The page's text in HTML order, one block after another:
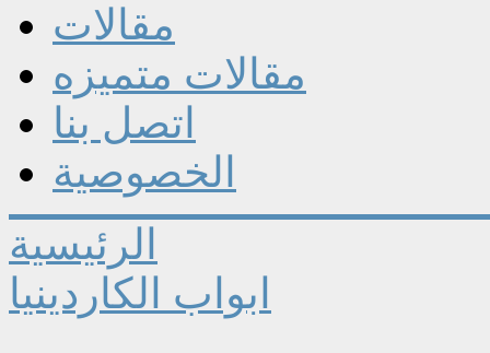
مقالات
مقالات متميزه
اتصل بنا
الخصوصية
الرئيسية
ابواب الكاردينيا